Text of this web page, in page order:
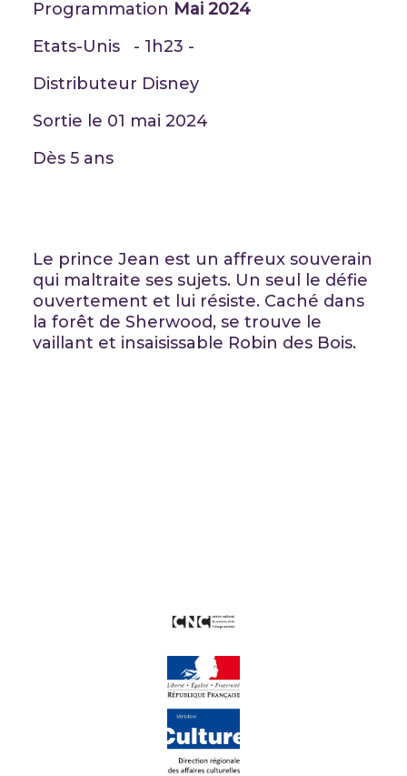
Programmation Mai 2024
Etats-Unis - 1h23 -
Distributeur Disney
Sortie le 01 mai 2024
Dès 5 ans
Le prince Jean est un affreux souverain
qui maltraite ses sujets. Un seul le défie
ouvertement et lui résiste. Caché dans
la forêt de Sherwood, se trouve le
vaillant et insaisissable Robin des Bois.